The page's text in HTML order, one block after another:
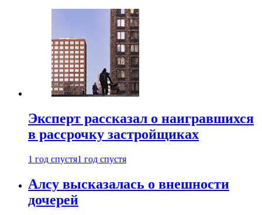
Эксперт рассказал о наигравшихся
в рассрочку застройщиках
1 год спустя1 год спустя
Алсу высказалась о внешности
дочерей